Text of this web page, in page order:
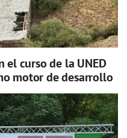
el curso de la UNED
motor de desarrollo